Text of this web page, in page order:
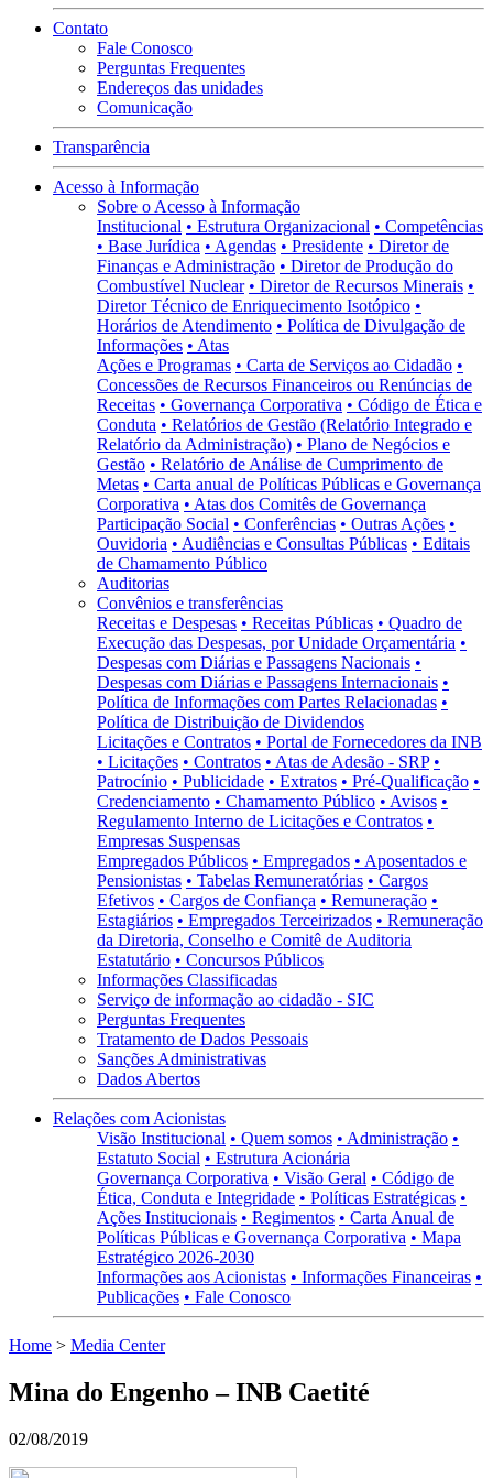
Contato
Fale Conosco
Perguntas Frequentes
Endereços das unidades
Comunicação
Transparência
Acesso à Informação
Sobre o Acesso à Informação
Institucional • Estrutura Organizacional • Competências
• Base Jurídica • Agendas • Presidente • Diretor de
Finanças e Administração • Diretor de Produção do
Combustível Nuclear • Diretor de Recursos Minerais •
Diretor Técnico de Enriquecimento Isotópico •
Horários de Atendimento • Política de Divulgação de
Informações • Atas
Ações e Programas • Carta de Serviços ao Cidadão •
Concessões de Recursos Financeiros ou Renúncias de
Receitas • Governança Corporativa • Código de Ética e
Conduta • Relatórios de Gestão (Relatório Integrado e
Relatório da Administração) • Plano de Negócios e
Gestão • Relatório de Análise de Cumprimento de
Metas • Carta anual de Políticas Públicas e Governança
Corporativa • Atas dos Comitês de Governança
Participação Social • Conferências • Outras Ações •
Ouvidoria • Audiências e Consultas Públicas • Editais
de Chamamento Público
Auditorias
Convênios e transferências
Receitas e Despesas • Receitas Públicas • Quadro de
Execução das Despesas, por Unidade Orçamentária •
Despesas com Diárias e Passagens Nacionais •
Despesas com Diárias e Passagens Internacionais •
Política de Informações com Partes Relacionadas •
Política de Distribuição de Dividendos
Licitações e Contratos • Portal de Fornecedores da INB
• Licitações • Contratos • Atas de Adesão - SRP •
Patrocínio • Publicidade • Extratos • Pré-Qualificação •
Credenciamento • Chamamento Público • Avisos •
Regulamento Interno de Licitações e Contratos •
Empresas Suspensas
Empregados Públicos • Empregados • Aposentados e
Pensionistas • Tabelas Remuneratórias • Cargos
Efetivos • Cargos de Confiança • Remuneração •
Estagiários • Empregados Terceirizados • Remuneração
da Diretoria, Conselho e Comitê de Auditoria
Estatutário • Concursos Públicos
Informações Classificadas
Serviço de informação ao cidadão - SIC
Perguntas Frequentes
Tratamento de Dados Pessoais
Sanções Administrativas
Dados Abertos
Relações com Acionistas
Visão Institucional • Quem somos • Administração •
Estatuto Social • Estrutura Acionária
Governança Corporativa • Visão Geral • Código de
Ética, Conduta e Integridade • Políticas Estratégicas •
Ações Institucionais • Regimentos • Carta Anual de
Políticas Públicas e Governança Corporativa • Mapa
Estratégico 2026-2030
Informações aos Acionistas • Informações Financeiras •
Publicações • Fale Conosco
Home > Media Center
Mina do Engenho – INB Caetité
02/08/2019